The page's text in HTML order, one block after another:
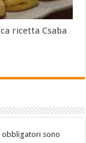
ricetta Csaba
obbligatori sono